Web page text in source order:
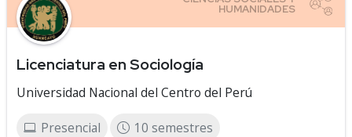
Licenciatura en Sociología
Universidad Nacional del Centro del Perú
Presencial 10 semestres